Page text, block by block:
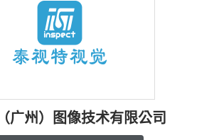
广州）图像技术有限公司